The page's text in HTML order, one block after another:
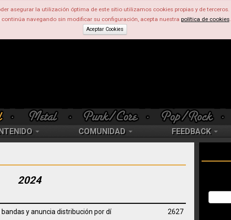
asegurar la utilización óptima de este sitio utilizamos cookies propias y de terceros.
continúa navegando sin modificar su configuración, acepta nuestra política de cookies.
Aceptar Cookies
COMUNIDAD FEEDBACK
2024
y anuncia distribución por dí 2627